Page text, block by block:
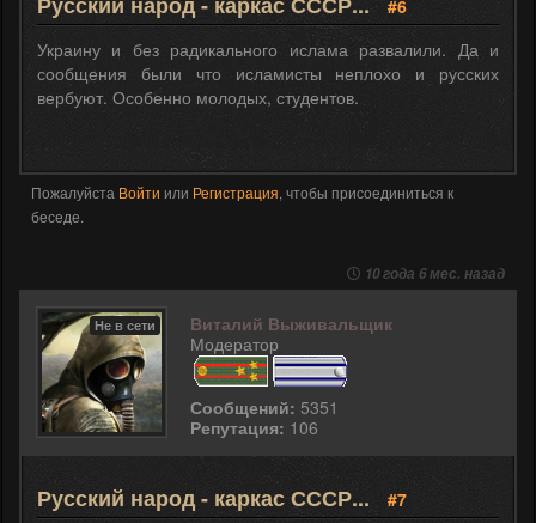
#6
Украину и без радикального ислама развалили. Да и
сообщения были что исламисты неплохо и русских
вербуют. Особенно молодых, студентов.
Пожалуйста Войти или Регистрация, чтобы присоединиться к
беседе.
10 года 6 мес. назад
Не в сети
Виталий Выживальщик
Модератор
Сообщений: 5351
Репутация: 106
Русский народ - каркас СССР... #7